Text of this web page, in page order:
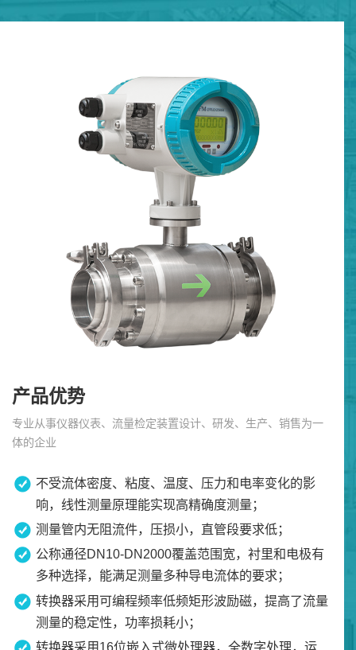
产品优势
专业从事仪器仪表、流量检定装置设计、研发、生产、销售为一
体的企业
不受流体密度、粘度、温度、压力和电率变化的影
响，线性测量原理能实现高精确度测量；
测量管内无阻流件，压损小，直管段要求低；
公称通径DN10-DN2000覆盖范围宽，衬里和电极有
多种选择，能满足测量多种导电流体的要求；
转换器采用可编程频率低频矩形波励磁，提高了流量
测量的稳定性，功率损耗小；
转换器采用16位嵌入式微处理器，全数字处理，运